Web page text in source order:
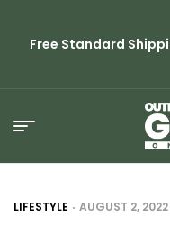
Free Standard
LIFESTYLE AUGUST 2, 2022